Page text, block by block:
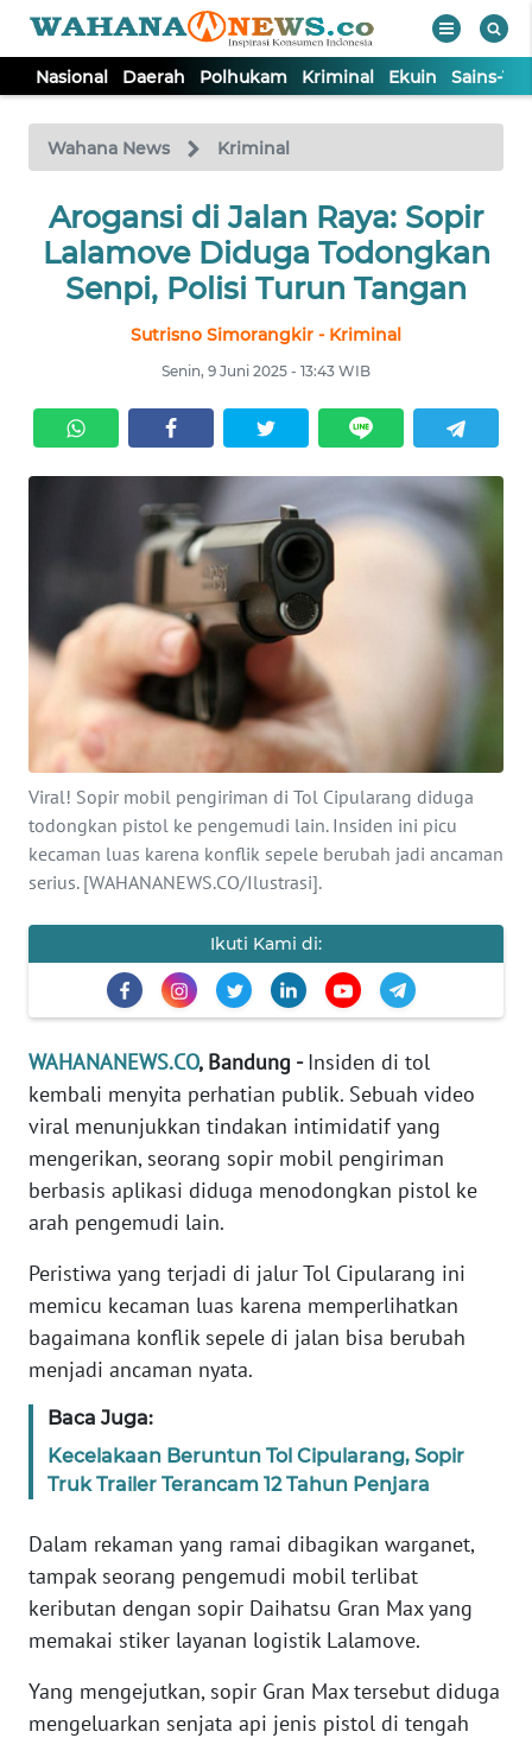
Nasional Daerah Polhukam Kriminal Ekuin Sains-
Wahana News Kriminal
Arogansi di Jalan Raya: Sopir
Lalamove Diduga Todongkan
Senpi, Polisi Turun Tangan
Sutrisno Simorangkir - Kriminal
Senin, 9 Juni 2025 - 13:43 WIB
Viral! Sopir mobil pengiriman di Tol Cipularang diduga
todongkan pistol ke pengemudi lain. Insiden ini picu
kecaman luas karena konflik sepele berubah jadi ancaman
serius. [WAHANANEWS.CO/Ilustrasi].
Ikuti Kami di:
WAHANANEWS.CO, Bandung -Insiden di tol
kembali menyita perhatian publik. Sebuah video
viral menunjukkan tindakan intimidatif yang
mengerikan, seorang sopir mobil pengiriman
berbasis aplikasi diduga menodongkan pistol ke
arah pengemudi lain.
Peristiwa yang terjadi di jalur Tol Cipularang ini
memicu kecaman luas karena memperlihatkan
bagaimana konflik sepele di jalan bisa berubah
menjadi ancaman nyata.
Baca Juga:
Kecelakaan Beruntun Tol Cipularang, Sopir
Truk Trailer Terancam 12 Tahun Penjara
Dalam rekaman yang ramai dibagikan warganet,
tampak seorang pengemudi mobil terlibat
keributan dengan sopir Daihatsu Gran Max yang
memakai stiker layanan logistik Lalamove.
Yang mengejutkan, sopir Gran Max tersebut diduga
mengeluarkan senjata api jenis pistol di tengah
TV
Tutup
NASIONAL
DAERAH
KRIMINAL
EKUIN
SAINS-TEKNO
KESEHATAN
INTERNASIONAL
SERBA-SERBI
PENDIDIKAN
OLAHRAGA
EDITORIAL
Informasi
INDEKS
KONTAK
KAMI
INFO
IKLAN
TENTANG
KAMI
PEDOMAN
REDAKSI
KARIR
DISCLAIMER